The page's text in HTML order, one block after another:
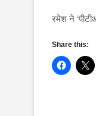
रमेश ने
Share this: